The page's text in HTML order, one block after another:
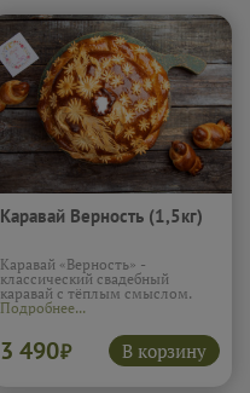
Каравай Верность (1,5кг)
Каравай «Верность» -
классический свадебный
каравай с тёплым смыслом.
Подробнее...
3 490₽ В корзину